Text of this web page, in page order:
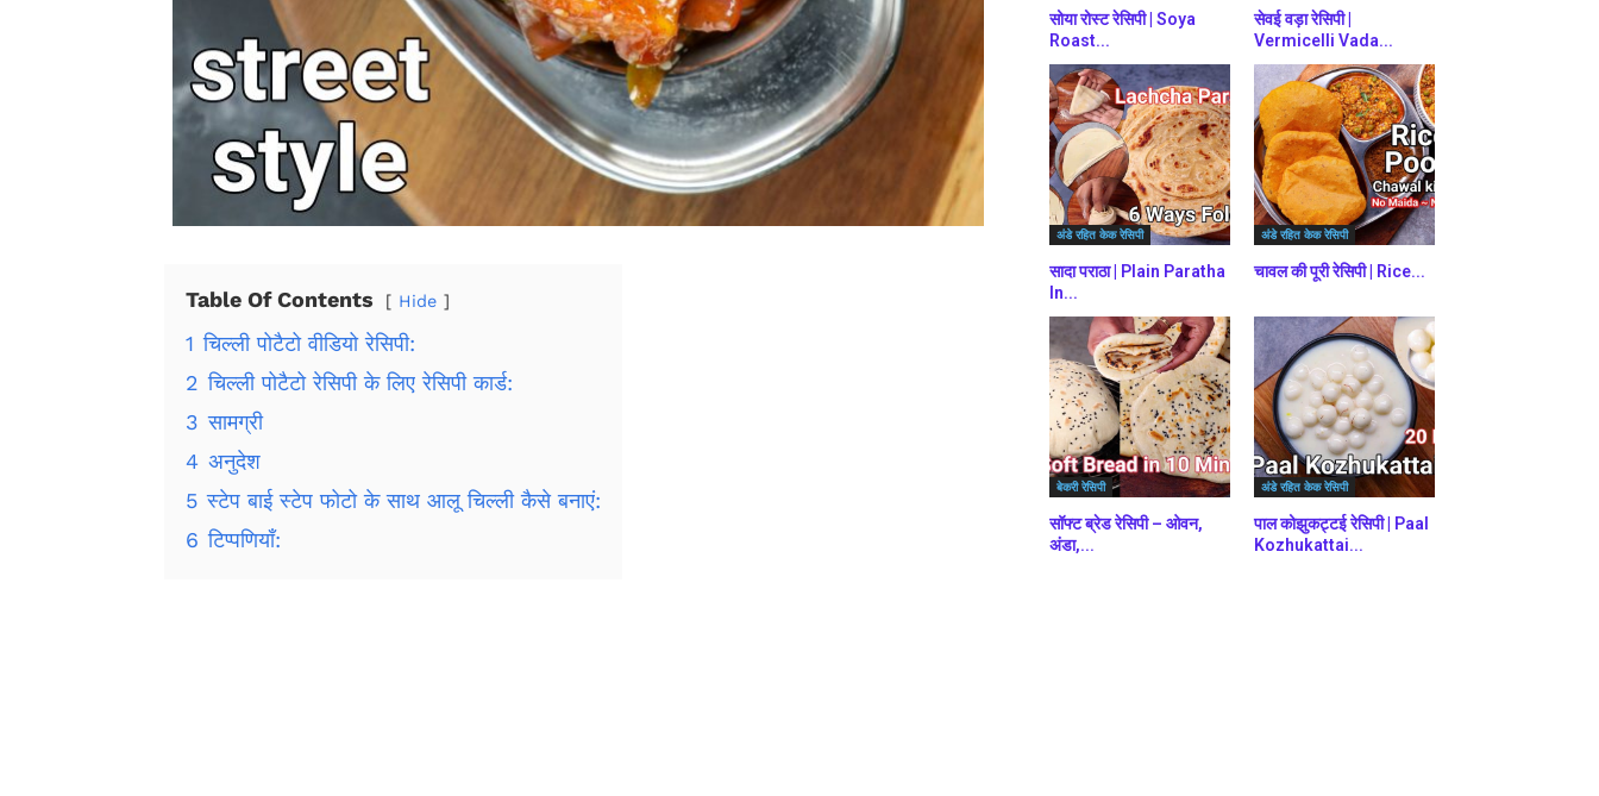
Table Of Contents Hide
1 चिल्ली पोटैटो वीडियो रेसिपी:
2 चिल्ली पोटैटो रेसिपी के लिए रेसिपी कार्ड:
3 सामग्री
4 अनुदेश
5 स्टेप बाई स्टेप फोटो के साथ आलू चिल्ली कैसे बनाएं:
6 टिप्पणियाँ:
सोया रोस्ट रेसिपी | Soya
Roast...
सेवई वड़ा रेसिपी |
Vermicelli Vada...
अंडे रहित केक रेसिपी
सादा पराठा | Plain Paratha
In...
अंडे रहित केक रेसिपी
चावल की पूरी रेसिपी | Rice...
बेकरी रेसिपी
सॉफ्ट ब्रेड रेसिपी – ओवन,
अंडा,...
अंडे रहित केक रेसिपी
पाल कोझुकट्टई रेसिपी | Paal
Kozhukattai...